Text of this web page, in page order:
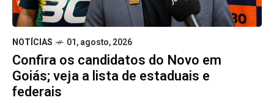
NOTÍCIAS 01, agosto, 2026
Confira os candidatos do Novo em
Goiás; veja a lista de estaduais e
federais